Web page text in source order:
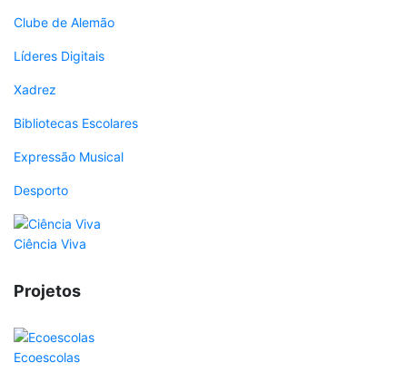
Clube de Alemão
Líderes Digitais
Xadrez
Bibliotecas Escolares
Expressão Musical
Desporto
Ciência Viva
Projetos
Ecoescolas